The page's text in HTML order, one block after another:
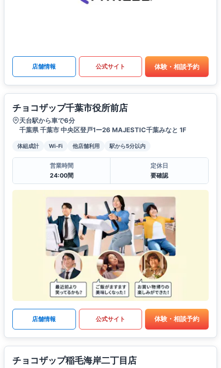
店舗情報 公式サイト 体験・相談予約
チョコザップ千葉市役所前店
天台駅から車で6分
千葉県 千葉市 中央区登戸1ー26 MAJESTIC千葉みなと 1F
体組成計 Wi-Fi 他店舗利用 駅から5分以内
営業時間
24:00間
定休日
要確認
店舗情報 公式サイト 体験・相談予約
チョコザップ稲毛海岸二丁目店